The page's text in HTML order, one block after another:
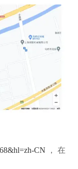
CN ， 在